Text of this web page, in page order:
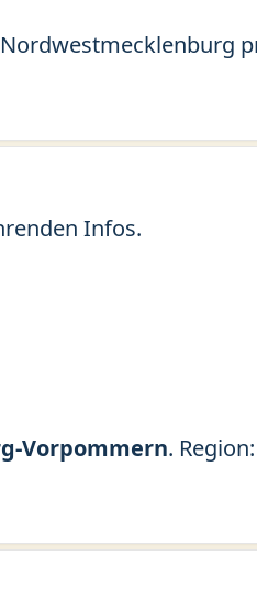
Infos.
Vorpommern. Region: